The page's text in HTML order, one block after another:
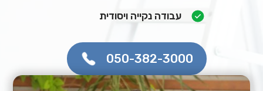
עבודה נקייה ויסודית
050-382-3000